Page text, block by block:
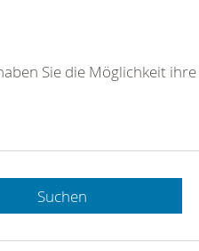
Sie die Möglichkeit
Suchen